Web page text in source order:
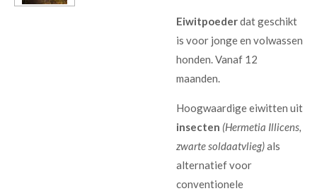
Eiwitpoederdat geschikt
is voor jonge en volwassen
honden. Vanaf 12
maanden.
Hoogwaardige eiwitten uit
insecten (Hermetia Illicens,
zwarte soldaatvlieg)als
alternatief voor
conventionele